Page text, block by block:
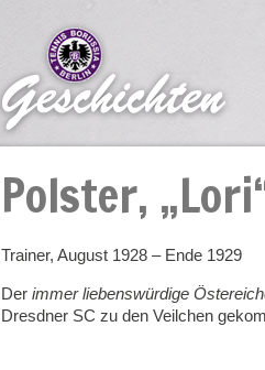
Polster,
Trainer, August 1928 – Ende 1929
Der immer liebenswürdige
Dresdner SC zu den Veilchen